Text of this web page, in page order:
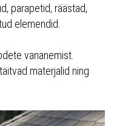
parapetid, räästad,
elemendid.
vananemist.
materjalid ning